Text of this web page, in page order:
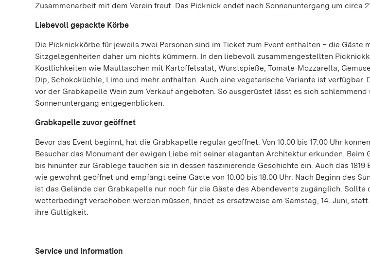
Zusammenarbeit mit dem Verein freut. Das Picknick endet nach Sonnenuntergang um circa
Liebevoll gepackte Körbe
Die Picknickkörbe für jeweils zwei Personen sind im Ticket zum Event enthalten – die Gäste
Sitzgelegenheiten daher um nichts kümmern. In den liebevoll zusammengestellten
Köstlichkeiten wie Maultaschen mit Kartoffelsalat, Wurstspieße, Tomate-Mozzarella,
Dip, Schokoküchle, Limo und mehr enthalten. Auch eine vegetarische Variante ist verfügbar.
vor der Grabkapelle Wein zum Verkauf angeboten. So ausgerüstet lässt es sich
Sonnenuntergang entgegenblicken.
Grabkapelle zuvor geöffnet
Bevor das Event beginnt, hat die Grabkapelle regulär geöffnet. Von 10.00 bis 17.00 Uhr
Besucher das Monument der ewigen Liebe mit seiner eleganten Architektur erkunden. Beim
bis hinunter zur Grablege tauchen sie in dessen faszinierende Geschichte ein. Auch das
wie gewohnt geöffnet und empfängt seine Gäste von 10.00 bis 18.00 Uhr. Nach Beginn des
ist das Gelände der Grabkapelle nur noch für die Gäste des Abendevents zugänglich. Sollte
wetterbedingt verschoben werden müssen, findet es ersatzweise am Samstag, 14. Juni,
ihre Gültigkeit.
Service und Information